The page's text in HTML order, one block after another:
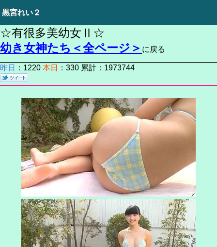
黒宮れい２
☆有很多美幼女Ⅱ☆
幼き女神たち＜全ページ＞ に戻る
昨日 ：1220 本日 ：330 累計：1973744